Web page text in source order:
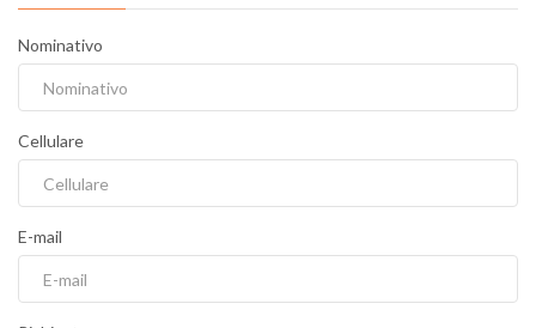
Nominativo
Cellulare
E-mail